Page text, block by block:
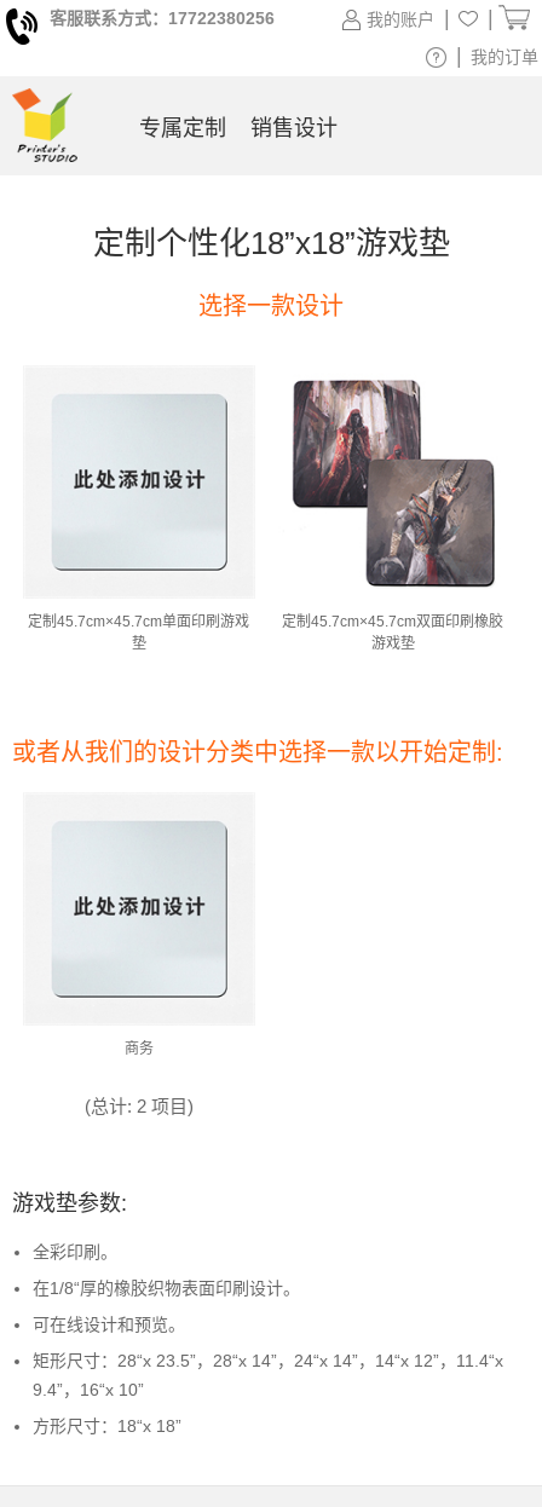
定制个性化18”x18”游戏垫
选择一款设计
定制45.7cm×45.7cm单面印刷游戏
垫
定制45.7cm×45.7cm双面印刷橡胶
游戏垫
或者从我们的设计分类中选择一款以开始定制:
商务
(总计: 2 项目)
游戏垫参数:
全彩印刷。
在1/8“厚的橡胶织物表面印刷设计。
可在线设计和预览。
矩形尺寸：28“x 23.5”，28“x 14”，24“x 14”，14“x 12”，11.4“x
9.4”，16“x 10”
方形尺寸：18“x 18”
客服联系方式：17722380256 我的账户
我的订单
专属定制 销售设计